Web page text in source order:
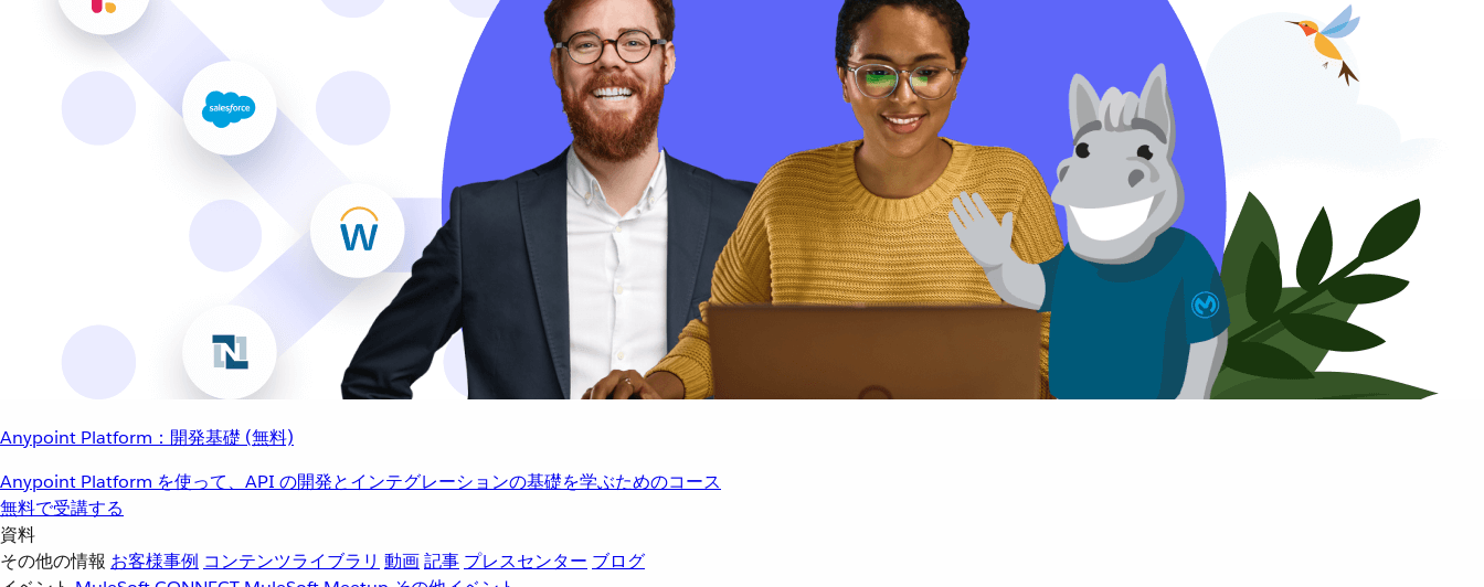
Anypoint Platform：開発基礎 (無料)
Anypoint Platform を使って、API の開発とインテグレーションの基礎を学ぶためのコース
無料で受講する
資料
その他の情報 お客様事例 コンテンツライブラリ 動画記事 プレスセンター ブログ